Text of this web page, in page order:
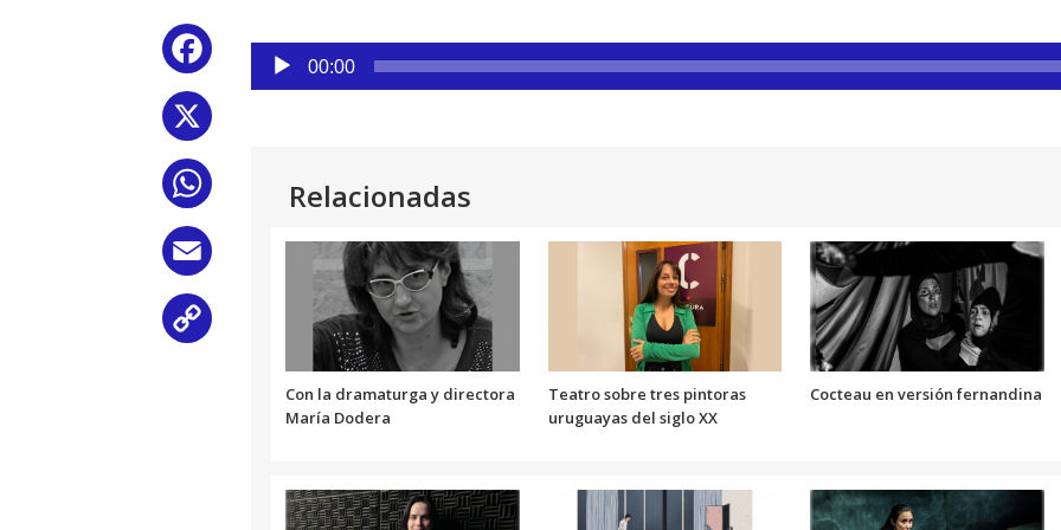
Facebook
WhatsApp
Reproductor
audio
00:00
Relacionadas
Con la dramaturga y directora
María Dodera
Teatro sobre tres pintoras
uruguayas del siglo XX
Cocteau en versión fernandina